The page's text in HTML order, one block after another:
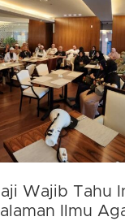
Wajib Tahu
Ilmu